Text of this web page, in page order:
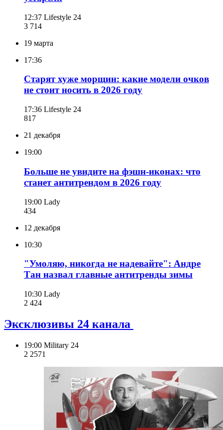
12:37 Lifestyle 24
3 714
19 марта
17:36
Старят хуже морщин: какие модели очков
не стоит носить в 2026 году
17:36 Lifestyle 24
817
21 декабря
19:00
Больше не увидите на фэшн-иконах: что
станет антитрендом в 2026 году
19:00 Lady
434
12 декабря
10:30
"Умоляю, никогда не надевайте": Андре
Тан назвал главные антитренды зимы
10:30 Lady
2 424
Эксклюзивы 24 канала
19:00 Military 24
2 2571